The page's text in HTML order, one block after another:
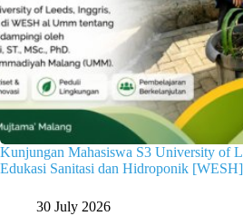
Kunjungan Mahasiswa S3 University of
Edukasi Sanitasi dan Hidroponik
30 July 2026